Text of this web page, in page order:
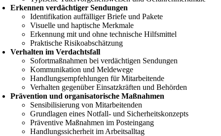
Erkennen verdächtiger Sendungen
Identifikation auffälliger Briefe und Pakete
Visuelle und haptische Merkmale
Erkennung mit und ohne technische Hilfsmittel
Praktische Risikoabschätzung
Verhalten im Verdachtsfall
Sofortmaßnahmen bei verdächtigen Sendungen
Kommunikation und Meldewege
Handlungsempfehlungen für Mitarbeitende
Verhalten gegenüber Einsatzkräften und Behörden
Prävention und organisatorische Maßnahmen
Sensibilisierung von Mitarbeitenden
Grundlagen eines Notfall- und Sicherheitskonzepts
Präventive Maßnahmen im Posteingang
Handlungssicherheit im Arbeitsalltag